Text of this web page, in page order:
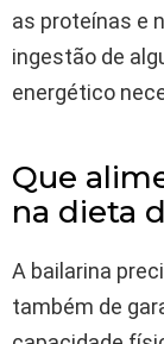
as proteínas e
ingestão de
energético
Que
na dieta
A bailarina
também de